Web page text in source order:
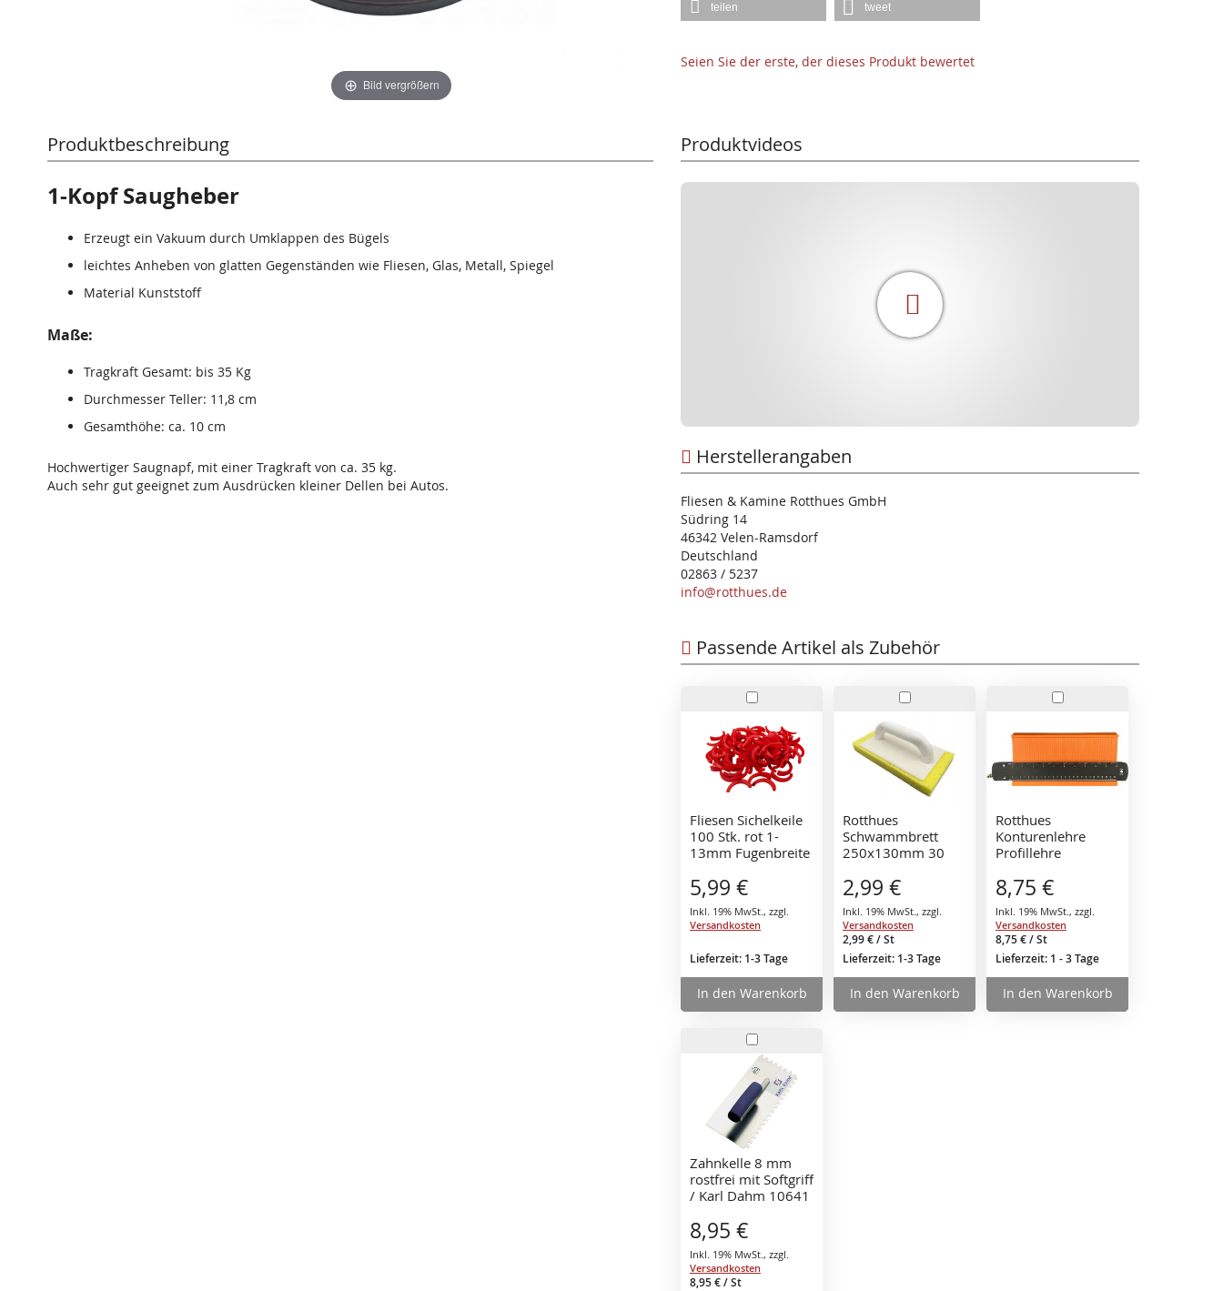
Bild vergrößern
teilen tweet
Seien Sie der erste, der dieses Produkt bewertet
Produktbeschreibung
1-Kopf Saugheber
Erzeugt ein Vakuum durch Umklappen des Bügels
leichtes Anheben von glatten Gegenständen wie Fliesen, Glas, Metall, Spiegel
Material Kunststoff
Maße:
Tragkraft Gesamt: bis 35 Kg
Durchmesser Teller: 11,8 cm
Gesamthöhe: ca. 10 cm
Hochwertiger Saugnapf, mit einer Tragkraft von ca. 35 kg.
Auch sehr gut geeignet zum Ausdrücken kleiner Dellen bei Autos.
Produktvideos
Herstellerangaben
Fliesen & Kamine Rotthues GmbH
Südring 14
46342 Velen-Ramsdorf
Deutschland
02863 / 5237
info@rotthues.de
Passende Artikel als Zubehör
In
Warenkorb
Fliesen Sichelkeile
100 Stk. rot 1-
13mm Fugenbreite
Nivelliersystem
Fliesenkeile
5,99 €
Inkl. 19% MwSt., zzgl.
Versandkosten
Lieferzeit: 1-3 Tage
In den Warenkorb
In
Warenkorb
Rotthues
Schwammbrett
250x130mm 30
2,99 €
Inkl. 19% MwSt., zzgl.
Versandkosten
2,99 €/ St
Lieferzeit: 1-3 Tage
In den Warenkorb
In
Warenkorb
Rotthues
Konturenlehre
Profillehre
Fliesenlegerwerkze
ug
8,75 €
Inkl. 19% MwSt., zzgl.
Versandkosten
8,75 €/ St
Lieferzeit: 1 - 3 Tage
In den Warenkorb
In
den
Warenkorb
Zahnkelle 8 mm
rostfrei mit Softgriff
/ Karl Dahm 10641
Zahnglättekelle
8,95 €
Inkl. 19% MwSt. , zzgl.
Versandkosten
8,95 €/ St